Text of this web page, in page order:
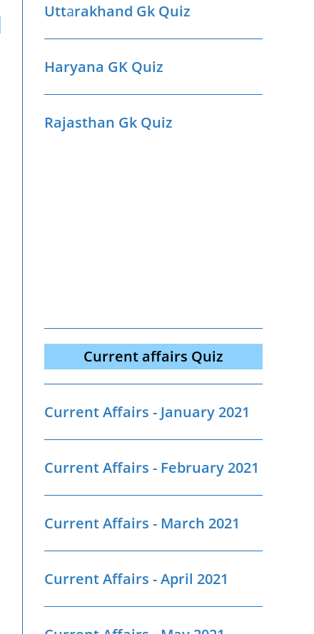
Uttarakhand Gk Quiz
Haryana GK Quiz
Rajasthan Gk Quiz
Current affairs Quiz
Current Affairs - January 2021
Current Affairs - February 2021
Current Affairs - March 2021
Current Affairs - April 2021